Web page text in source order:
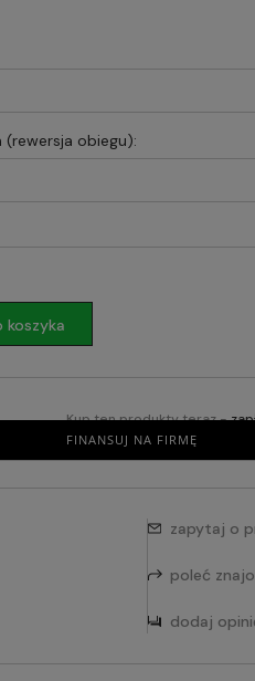
(rewersja obiegu):
koszyka
FINANSUJ NA FIRMĘ
Kup ten produkty teraz -
zapytaj o
poleć
dodaj